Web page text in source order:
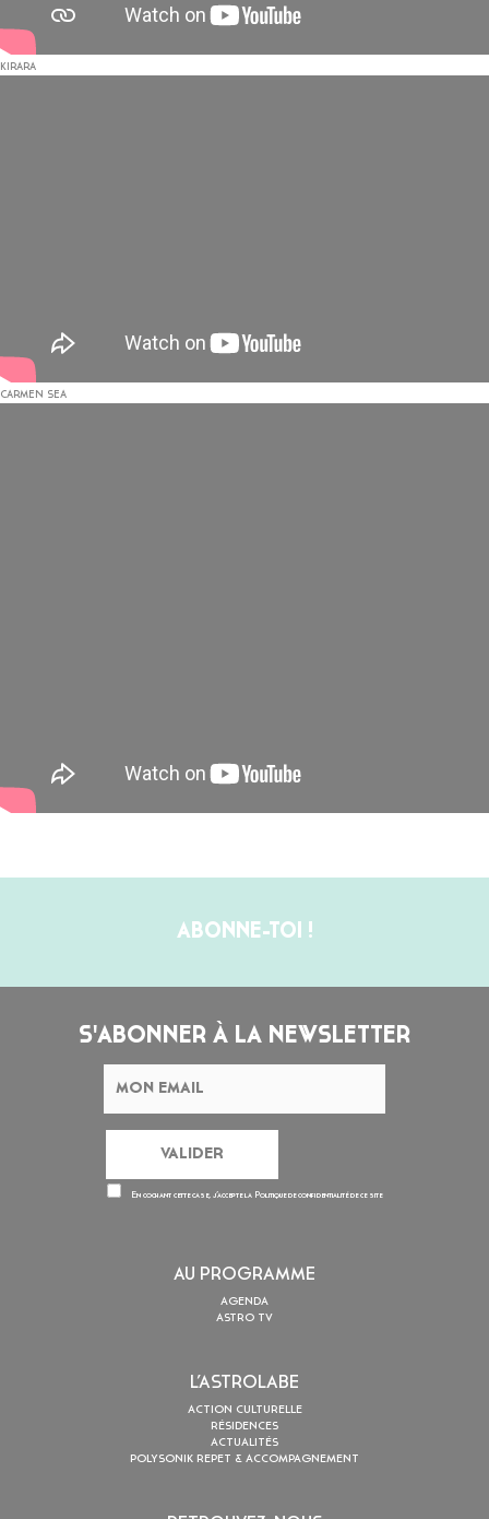
KIRARA
CARMEN SEA
ABONNE-TOI !
S'ABONNER À LA NEWSLETTER
En cochant cette case, j’accepte la Politique de confidentialitéde ce site
AU PROGRAMME
AGENDA
ASTRO TV
L’ASTROLABE
ACTION CULTURELLE
RÉSIDENCES
ACTUALITÉS
POLYSONIK REPET & ACCOMPAGNEMENT